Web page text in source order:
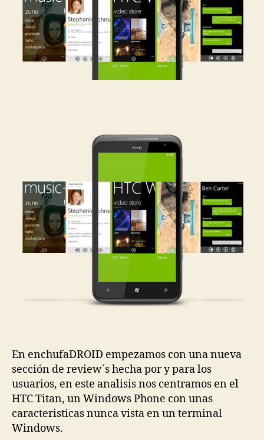
7.5
MANGO
PARTE
En enchufaDROID empezamos con una nueva
sección de review´s hecha por y para los
usuarios, en este analisis nos centramos en el
HTC Titan, un Windows Phone con unas
caracteristicas nunca vista en un terminal
Windows.